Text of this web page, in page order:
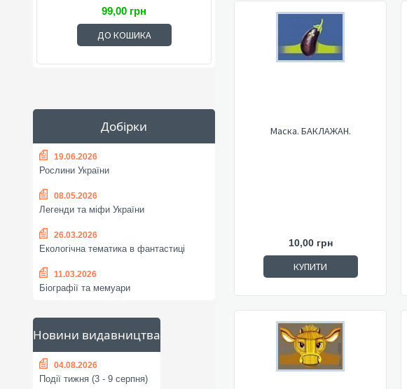
99,00 грн
ДО КОШИКА
Добірки
19.06.2026
Рослини України
08.05.2026
Легенди та міфи України
26.03.2026
Екологічна тематика в фантастиці
11.03.2026
Біографії та мемуари
Новини видавництва
04.08.2026
Події тижня (3 - 9 серпня)
Маска. БАКЛАЖАН.
10,00 грн
КУПИТИ